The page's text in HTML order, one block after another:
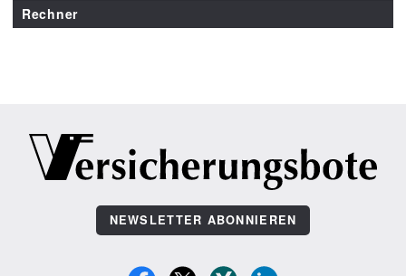
Rechner
NEWSLETTER ABONNIEREN